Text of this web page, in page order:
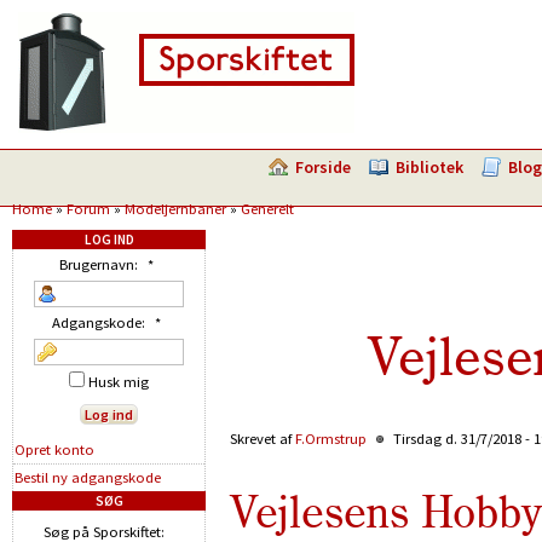
Forside Bibliotek Blog
Home»Forum»Modeljernbaner»Generelt
Skrevet afF.Ormstrup Tirsdag d. 31/7/2018 -
Vejlesens
LOG IND
Brugernavn: *
Adgangskode: *
Husk mig
Opret konto
Bestil ny adgangskode
SØG
Søg på Sporskiftet: